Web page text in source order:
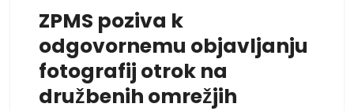
ZPMS poziva k
odgovornemu objavljanju
fotografij otrok na
družbenih omrežjih